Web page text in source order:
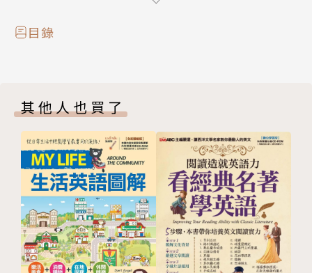
殊的句型，才能完整的傳達意思、情感、語氣，也才能
表達到底是事實的陳述或是假設未來的狀況；是命令或
◎引導式解構學習法，一目了然融會貫通！
用法，通常也要瞭解相關的文法觀念，因此本書以文法
作為架構，分成二十二個單元，從五大基本句型、對等
連接詞、名詞子句、不定詞、動名詞與分詞片語、關係
子句、副詞子句、介系詞、助動詞等循序漸進來介紹相
關的句型，透過例句與大量練習，幫助讀者活用每個句
型，並奠定閱讀、會話與寫作的基礎。
每個單元的扉頁都會先介紹學習重點及單元內包含的句
目錄
其他人也買了